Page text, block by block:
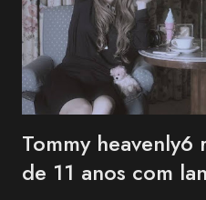
1MYB , banda oficial da franquia
Tommy
de 11 anos com